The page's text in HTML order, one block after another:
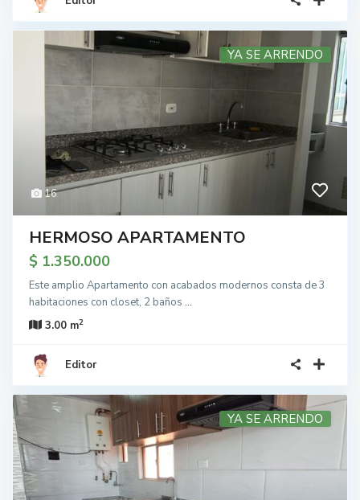
16
YA SE ARRENDO
HERMOSO APARTAMENTO
$ 1.350.000
Este amplio Apartamento con acabados modernos consta de 3
habitaciones con closet, 2 baños ...
3.00 m2
Editor
YA SE ARRENDO